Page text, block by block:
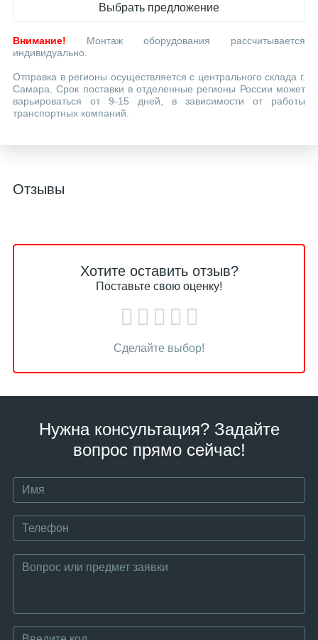
Выбрать предложение
Внимание! Монтаж оборудования рассчитывается
индивидуально.
Отправка в регионы осуществляется с центрального склада г.
Самара. Срок поставки в отделенные регионы России может
варьироваться от 9-15 дней, в зависимости от работы
транспортных компаний.
Отзывы
Хотите оставить отзыв?
Поставьте свою оценку!
Сделайте выбор!
Нужна консультация? Задайте
вопрос прямо сейчас!